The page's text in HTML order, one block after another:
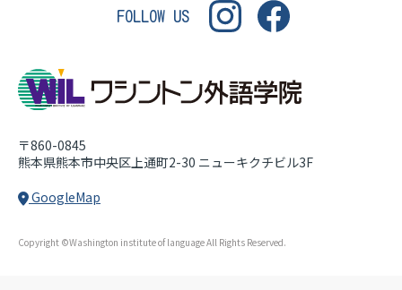
FOLLOW US
〒860-0845
熊本県熊本市中央区上通町2-30 ニューキクチビル3F
GoogleMap
Copyright ©Washington institute of language All Rights Reserved.